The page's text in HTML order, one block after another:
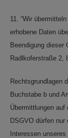
11. “Wir
erhobene Daten
Beendigung dieser
Radlkoferstraße 2,
Rechtsgrundlagen
Buchstabe b und
Übermittlungen
DSGVO dürfen nur
Interessen